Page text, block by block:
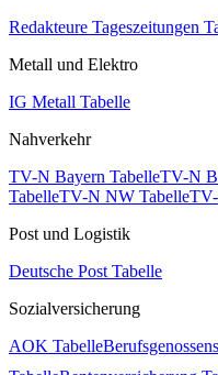
Redakteure Tageszeitungen
Metall und Elektro
IG Metall Tabelle
Nahverkehr
TV-N Bayern TabelleTV-N
TabelleTV-N NW Tabelle
Post und Logistik
Deutsche Post Tabelle
Sozialversicherung
AOK Tabelle